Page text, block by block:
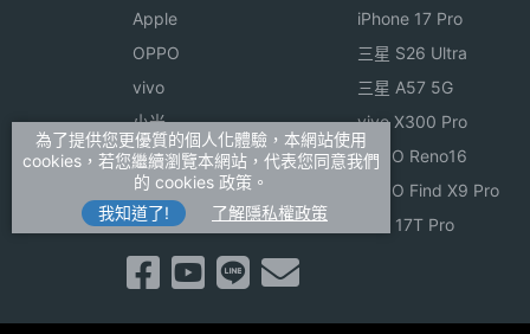
Apple
OPPO
vivo
小米
ASUS
Sony
realme
iPhone 17 Pro
三星 S26 Ultra
三星 A57 5G
vivo X300 Pro
OPPO Reno16
OPPO Find X9 Pro
小米 17T Pro
為了提供您更優質的個人化體驗，本網站使用
cookies，若您繼續瀏覽本網站，代表您同意我們
的 cookies 政策。
我知道了!
了解隱私權政策